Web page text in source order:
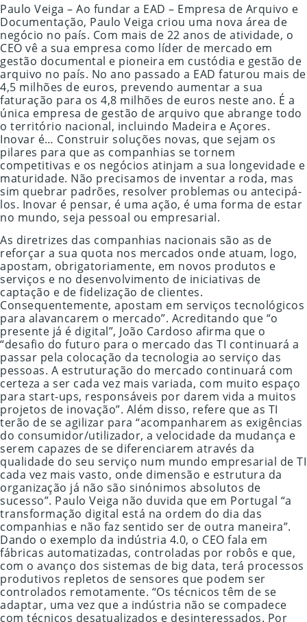
Paulo Veiga – Ao fundar a EAD – Empresa de Arquivo e
Documentação, Paulo Veiga criou uma nova área de
negócio no país. Com mais de 22 anos de atividade, o
CEO vê a sua empresa como líder de mercado em
gestão documental e pioneira em custódia e gestão de
arquivo no país. No ano passado a EAD faturou mais de
4,5 milhões de euros, prevendo aumentar a sua
faturação para os 4,8 milhões de euros neste ano. É a
única empresa de gestão de arquivo que abrange todo
o território nacional, incluindo Madeira e Açores.
Inovar é… Construir soluções novas, que sejam os
pilares para que as companhias se tornem
competitivas e os negócios atinjam a sua longevidade e
maturidade. Não precisamos de inventar a roda, mas
sim quebrar padrões, resolver problemas ou antecipá-
los. Inovar é pensar, é uma ação, é uma forma de estar
no mundo, seja pessoal ou empresarial.
As diretrizes das companhias nacionais são as de
reforçar a sua quota nos mercados onde atuam, logo,
apostam, obrigatoriamente, em novos produtos e
serviços e no desenvolvimento de iniciativas de
captação e de fidelização de clientes.
Consequentemente, apostam em serviços tecnológicos
para alavancarem o mercado”. Acreditando que “o
presente já é digital”, João Cardoso afirma que o
“desafio do futuro para o mercado das TI continuará a
passar pela colocação da tecnologia ao serviço das
pessoas. A estruturação do mercado continuará com
certeza a ser cada vez mais variada, com muito espaço
para start-ups, responsáveis por darem vida a muitos
projetos de inovação”. Além disso, refere que as TI
terão de se agilizar para “acompanharem as exigências
do consumidor/utilizador, a velocidade da mudança e
serem capazes de se diferenciarem através da
qualidade do seu serviço num mundo empresarial de TI
cada vez mais vasto, onde dimensão e estrutura da
organização já não são sinónimos absolutos de
sucesso”. Paulo Veiga não duvida que em Portugal “a
transformação digital está na ordem do dia das
companhias e não faz sentido ser de outra maneira”.
Dando o exemplo da indústria 4.0, o CEO fala em
fábricas automatizadas, controladas por robôs e que,
com o avanço dos sistemas de big data, terá processos
produtivos repletos de sensores que podem ser
controlados remotamente. “Os técnicos têm de se
adaptar, uma vez que a indústria não se compadece
com técnicos desatualizados e desinteressados. Por